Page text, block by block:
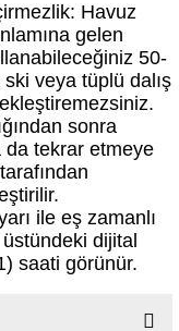
Havuz
gelen
50-
veya tüplü dalış
sonra
tekrar etmeye
ile eş zamanlı
dijital
saati görünür.